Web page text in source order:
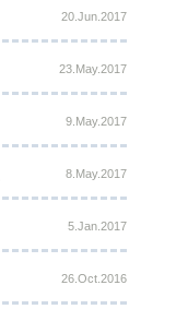
20.Jun.2017
23.May.2017
9.May.2017
8.May.2017
5.Jan.2017
26.Oct.2016